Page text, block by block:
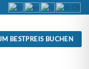
BESTPREIS BUCHEN